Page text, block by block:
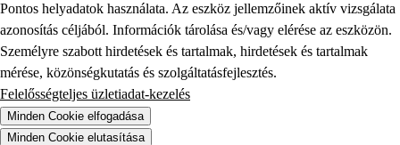
Pontos helyadatok használata. Az eszköz jellemzőinek aktív vizsgálata
azonosítás céljából. Információk tárolása és/vagy elérése az eszközön.
Személyre szabott hirdetések és tartalmak, hirdetések és tartalmak
mérése, közönségkutatás és szolgáltatásfejlesztés.
Felelősségteljes üzletiadat-kezelés
Minden Cookie elfogadása
Minden Cookie elutasítása